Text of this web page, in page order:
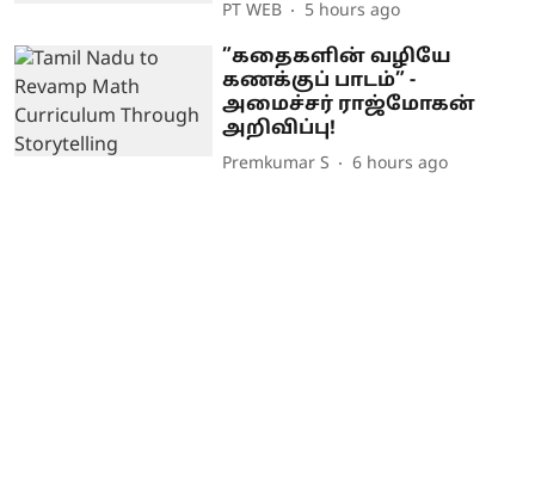
PT WEB 5 hours ago
”கதைகளின் வழியே
கணக்குப் பாடம்” -
அமைச்சர் ராஜ்மோகன்
அறிவிப்பு!
Premkumar S 6 hours ago